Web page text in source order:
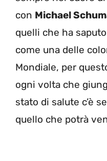
con Michael
quelli che ha
come una delle
Mondiale, per
ogni volta che
stato di salute c’è
quello che potrà